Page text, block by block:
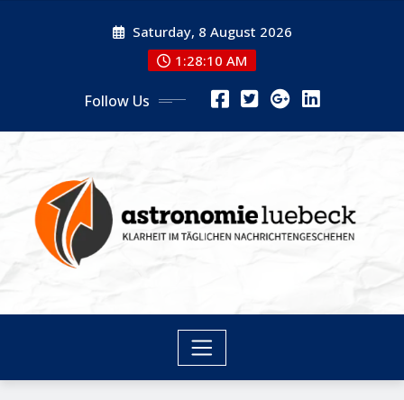
Saturday, 8 August 2026
1:28:10 AM
Follow Us